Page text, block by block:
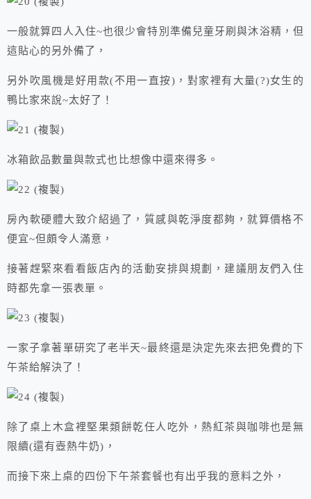
一般就算四人入住~也很少會特別準備兒童牙刷與沐浴精，但
這貼心的另外備了，
另外吹風機是好用款(不用一直按)，對家裡有大量(?)女生的
鴨比家來說~太好了！
冰箱飲品數量與款式也比想像中還來得多。
房內軟硬體大致介紹過了，質感與乾淨度都夠，就算價格不
便宜~但頗令人滿意，
接著趕緊來看看飯店內的活動安排與規劃，建議朋友們入住
時都先拿一張表單。
一家子拿著單研究了老半天~最終還是決定先來去把免費的下
午茶給解決了！
除了桌上木盒裡堅果類餅乾任人吃外，熱紅茶與咖啡也是無
限續(還有壺熱牛奶)，
而接下來上桌的四份下午茶套餐也有出乎我的意料之外，